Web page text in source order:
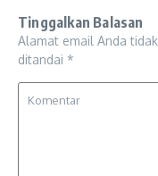
Tinggalkan Balasan
Alamat email Anda
ditandai *